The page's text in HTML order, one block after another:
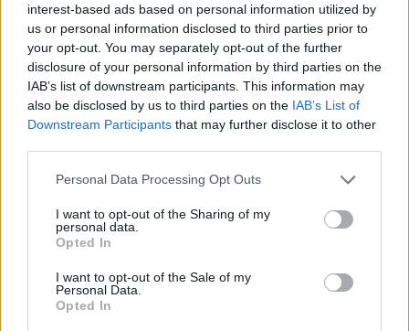
interest-based ads based on personal information utilized by
us or personal information disclosed to third parties prior to
your opt-out. You may separately opt-out of the further
disclosure of your personal information by third parties on the
IAB’s list of downstream participants. This information may
also be disclosed by us to third parties on the IAB’s List of
Downstream Participants that may further disclose it to other
Personal Data Processing Opt Outs
I want to opt-out of the Sharing of my
personal data.
Opted In
I want to opt-out of the Sale of my
Personal Data.
Opted In
La lezione della Ayuso è potente: non bisogna
aver paura di difendere l’identità occidentale,
il nostro modello di vita, o il pericolo è quello
che le nostre fragilissime democrazie liberali
siano spazzate via dai nuovi estemismi.
Quello sanitario? Quello ambientalista?
sbagliata- a un’emergenza reale, il virus. Ma
potrebbe facilmente costituire un pericoloso
precedente per chi volesse, in preda al
furore ideologico, cancellare lo Stato di
diritto e, in fondo, la Libertà.